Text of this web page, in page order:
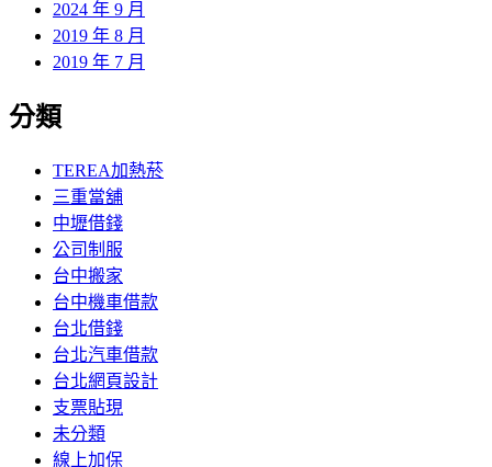
2024 年 9 月
2019 年 8 月
2019 年 7 月
分類
TEREA加熱菸
三重當舖
中壢借錢
公司制服
台中搬家
台中機車借款
台北借錢
台北汽車借款
台北網頁設計
支票貼現
未分類
線上加保